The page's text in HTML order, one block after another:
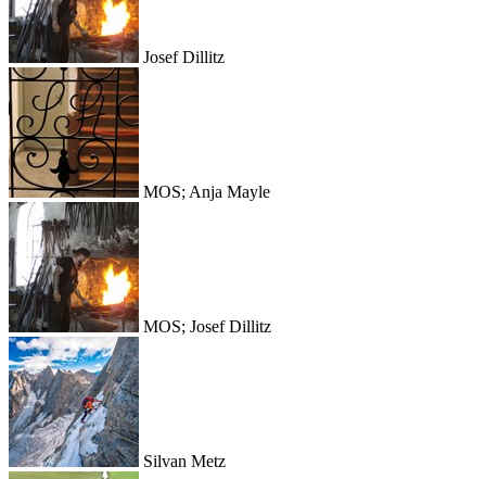
Josef Dillitz
MOS; Anja Mayle
MOS; Josef Dillitz
Silvan Metz